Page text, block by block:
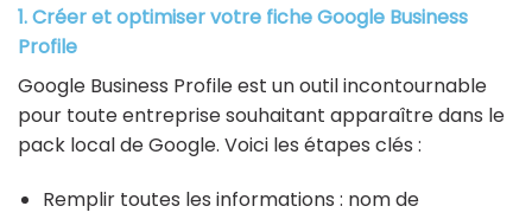
1. Créer et optimiser votre fiche Google Business
Profile
Google Business Profile est un outil incontournable
pour toute entreprise souhaitant apparaître dans le
pack local de Google. Voici les étapes clés :
Remplir toutes les informations : nom de